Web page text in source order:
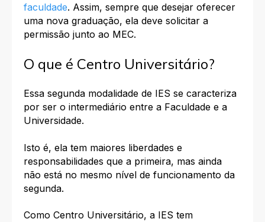
faculdade. Assim, sempre que desejar oferecer
uma nova graduação, ela deve solicitar a
permissão junto ao MEC.
O que é Centro Universitário?
Essa segunda modalidade de IES se caracteriza
por ser o intermediário entre a Faculdade e a
Universidade.
Isto é, ela tem maiores liberdades e
responsabilidades que a primeira, mas ainda
não está no mesmo nível de funcionamento da
segunda.
Como Centro Universitário, a IES tem